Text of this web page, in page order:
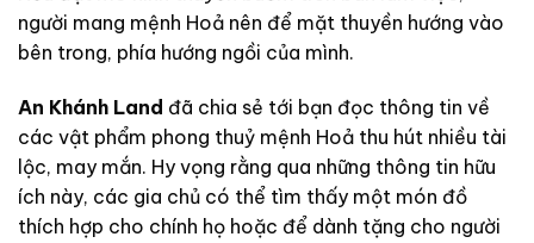
người mang mệnh Hoả nên để mặt thuyền hướng vào
bên trong, phía hướng ngồi của mình.
An Khánh Land đã chia sẻ tới bạn đọc thông tin về
các vật phẩm phong thuỷ mệnh Hoả thu hút nhiều tài
lộc, may mắn. Hy vọng rằng qua những thông tin hữu
ích này, các gia chủ có thể tìm thấy một món đồ
thích hợp cho chính họ hoặc để dành tặng cho người